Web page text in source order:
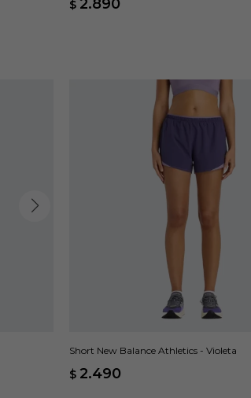
$ 2.890
Short New Balance Athletics - Violeta
$ 2.490